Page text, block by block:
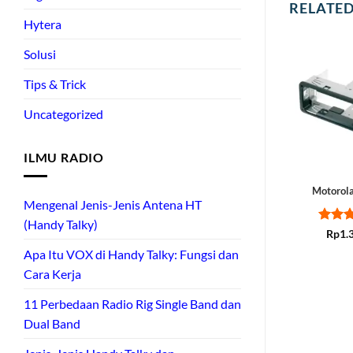
Hytera
Solusi
Tips & Trick
Uncategorized
ILMU RADIO
Mengenal Jenis-Jenis Antena HT
(Handy Talky)
Apa Itu VOX di Handy Talky: Fungsi dan
Cara Kerja
11 Perbedaan Radio Rig Single Band dan
Dual Band
Rated
Rp